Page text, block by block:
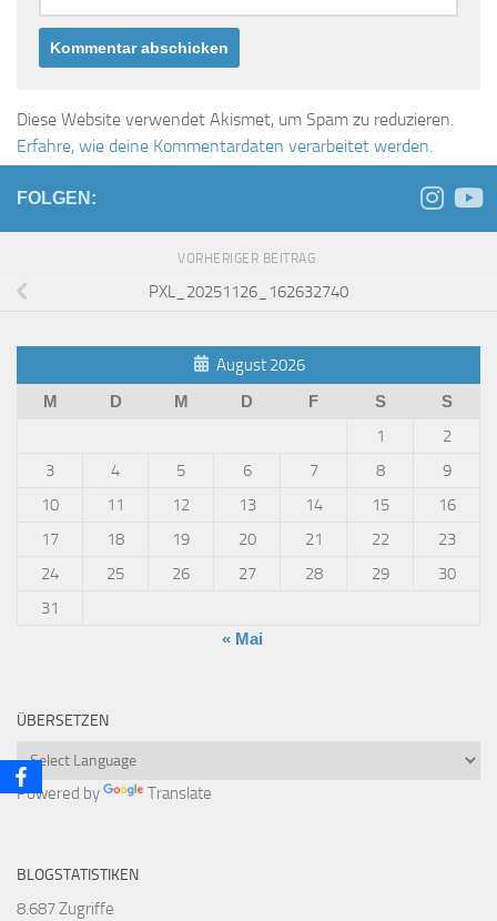
Diese Website verwendet Akismet, um Spam zu reduzieren.
Erfahre, wie deine Kommentardaten verarbeitet werden.
FOLGEN:
VORHERIGER BEITRAG
PXL_20251126_162632740
August 2026
M D M D F S S
1
2
3
4 5 6 7 8
9
10
11 12 13 14 15
16
17
18 19 20 21 22
23
24
25 26 27 28 29
30
31
« Mai
ÜBERSETZEN
Powered by Translate
BLOGSTATISTIKEN
8.687 Zugriffe